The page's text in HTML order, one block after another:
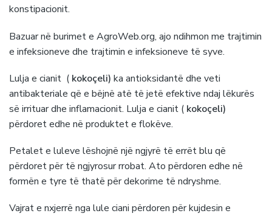
konstipacionit.
Bazuar në burimet e AgroWeb.org, ajo ndihmon me trajtimin
e infeksioneve dhe trajtimin e infeksioneve të syve.
Lulja e cianit ( kokoçeli) ka antioksidantë dhe veti
antibakteriale që e bëjnë atë të jetë efektive ndaj lëkurës
së irrituar dhe inflamacionit. Lulja e cianit ( kokoçeli)
përdoret edhe në produktet e flokëve.
Petalet e luleve lëshojnë një ngjyrë të errët blu që
përdoret për të ngjyrosur rrobat. Ato përdoren edhe në
formën e tyre të thatë për dekorime të ndryshme.
Vajrat e nxjerrë nga lule ciani përdoren për kujdesin e